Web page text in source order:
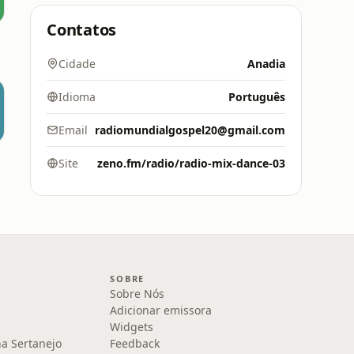
Contatos
Cidade Anadia
Idioma Português
Email radiomundialgospel20@gmail.com
Site zeno.fm/radio/radio-mix-dance-03
Sertanejo
SOBRE
Sobre Nós
Adicionar emissora
Widgets
Feedback